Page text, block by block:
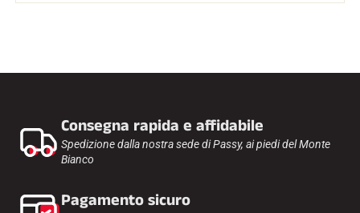
Consegna rapida e affidabile
Spedizione dalla nostra sede di Passy, ai piedi del Monte
Bianco
Pagamento sicuro